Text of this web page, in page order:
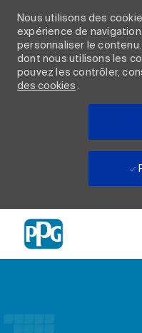
Nous utilisons des
expérience de
personnaliser le
dont nous utilisons les
pouvez les contrôler,
des cookies .